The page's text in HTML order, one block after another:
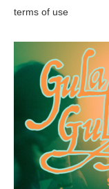
terms of use